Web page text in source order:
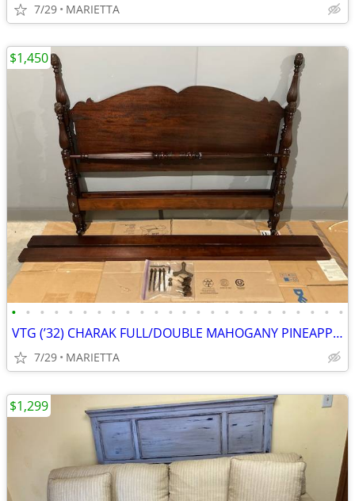
7/29 MARIETTA
• • • • • • • • • • • • • • • • • • • • • • • •
VTG (’32) CHARAK FULL/DOUBLE MAHOGANY PINEAPPLE 4 POST BED EX. COND.
7/29 MARIETTA
$1,450
$1,299